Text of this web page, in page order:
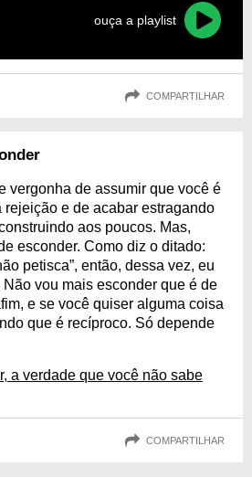
ouça a playlist
COMPARTILHAR
vergonha de assumir que você é
rejeição e de acabar estragando
aos poucos. Mas,
esconder. Como diz o ditado:
petisca”, então, dessa vez, eu
vou mais esconder que é de
e se você quiser alguma coisa
que é recíproco. Só depende
a verdade que você não sabe
COMPARTILHAR